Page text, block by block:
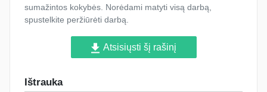
sumažintos kokybės. Norėdami matyti visą darbą,
spustelkite peržiūrėti darbą.
Atsisiųsti šį rašinį
Ištrauka